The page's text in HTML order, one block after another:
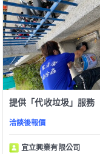
提供「代收垃圾」服務
洽談後報價
宜立興業有限公司